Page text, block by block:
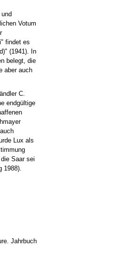
Votum
findet es
(1941). In
belegt, die
aber auch
C.
endgültige
Lux als
Saar sei
1988).
Jahrbuch